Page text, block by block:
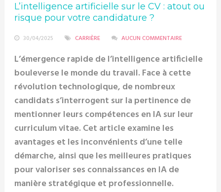
L’intelligence artificielle sur le CV : atout ou
risque pour votre candidature ?
30/04/2025 CARRIÈRE AUCUN COMMENTAIRE
L’émergence rapide de l’intelligence artificielle
bouleverse le monde du travail. Face à cette
révolution technologique, de nombreux
candidats s’interrogent sur la pertinence de
mentionner leurs compétences en IA sur leur
curriculum vitae. Cet article examine les
avantages et les inconvénients d’une telle
démarche, ainsi que les meilleures pratiques
pour valoriser ses connaissances en IA de
manière stratégique et professionnelle.